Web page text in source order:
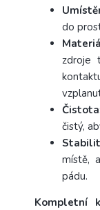
do
zdroje
Čistota
čistý,
místě,
pádu.
Kompletní